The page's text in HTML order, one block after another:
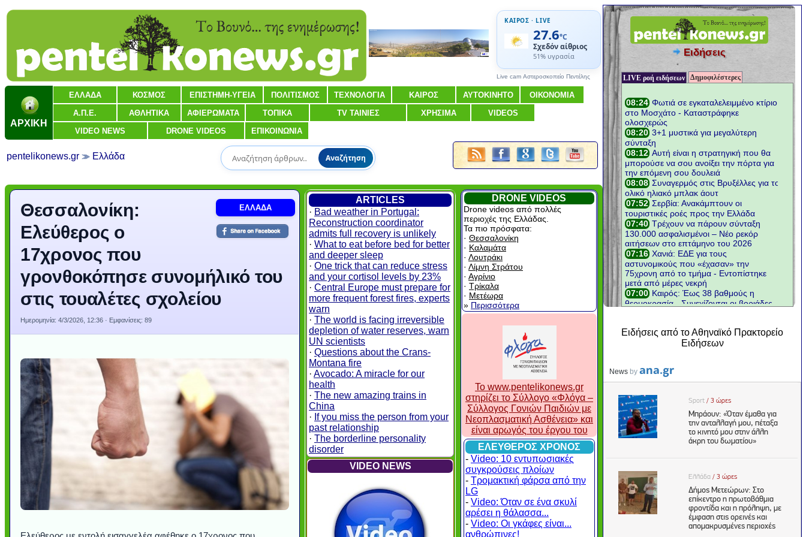
ΚΑΙΡΟΣ · LIVE
27.6°C
Σχεδόν αίθριος
51% υγρασία
Live cam Αστεροσκοπείο Πεντέλης
ΑΡΧΙΚΗ
ΕΛΛΑΔΑ ΚΟΣΜΟΣ ΕΠΙΣΤΗΜΗ-ΥΓΕΙΑ ΠΟΛΙΤΙΣΜΟΣ ΤΕΧΝΟΛΟΓΙΑ ΚΑΙΡΟΣ ΑΥΤΟΚΙΝΗΤΟ ΟΙΚΟΝΟΜΙΑ
Α.Π.Ε. ΑΘΛΗΤΙΚΑ ΑΦΙΕΡΩΜΑΤΑ ΤΟΠΙΚΑ TV ΤΑΙΝΙΕΣ ΧΡΗΣΙΜΑ VIDEOS
VIDEO NEWS DRONE VIDEOS ΕΠΙΚΟΙΝΩΝΙΑ
pentelikonews.gr Ελλάδα Αναζήτηση
ΕΛΛΑΔΑ
Θεσσαλονίκη:
Ελεύθερος ο
17χρονος που
γρονθοκόπησε συνομήλικό του
στις τουαλέτες σχολείου
Ημερομηνία: 4/3/2026, 12:36 · Εμφανίσεις: 89
ARTICLES
· Bad weather in Portugal:
Reconstruction coordinator
admits full recovery is unlikely
· What to eat before bed for better
and deeper sleep
· One trick that can reduce stress
and your cortisol levels by 23%
· Central Europe must prepare for
more frequent forest fires, experts
warn
· The world is facing irreversible
depletion of water reserves, warn
UN scientists
· Questions about the Crans-
Montana fire
· Avocado: A miracle for our
health
· The new amazing trains in
China
· If you miss the person from your
past relationship
· The borderline personality
disorder
VIDEO NEWS
DRONE VIDEOS
Drone videos από πολλές
περιοχές της Ελλάδας.
Τα πιο πρόσφατα:
· Θεσσαλονίκη
· Καλαμάτα
· Λουτράκι
· Λίμνη Στράτου
· Αγρίνιο
· Τρίκαλα
· Μετέωρα
» Περισσότερα
To www.pentelikonews.gr
στηρίζει το Σύλλογο «Φλόγα –
Σύλλογος Γονιών Παιδιών με
Νεοπλασματική Ασθένεια» και
είναι αρωγός του έργου του
ΕΛΕΥΘΕΡΟΣ ΧΡΟΝΟΣ
- Video: 10 εντυπωσιακές
συγκρούσεις πλοίων
- Τρομακτική φάρσα από την
LG
- Video: Όταν σε ένα σκυλί
αρέσει η θάλασσα...
- Video: Οι γκάφες είναι...
ανθρώπινες!
Ειδήσεις
LIVE ροή ειδήσεων Δημοφιλέστερες
Ειδήσεις από το Αθηναϊκό Πρακτορείο
Ειδήσεων